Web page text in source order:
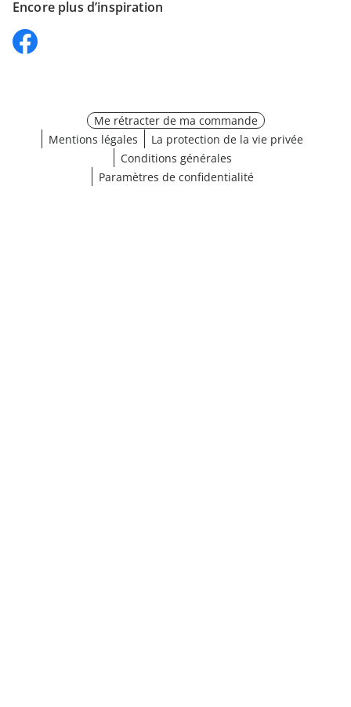
Encore plus d’inspiration
Me rétracter de ma commande
Mentions légales
La protection de la vie privée
Conditions générales
Paramètres de confidentialité